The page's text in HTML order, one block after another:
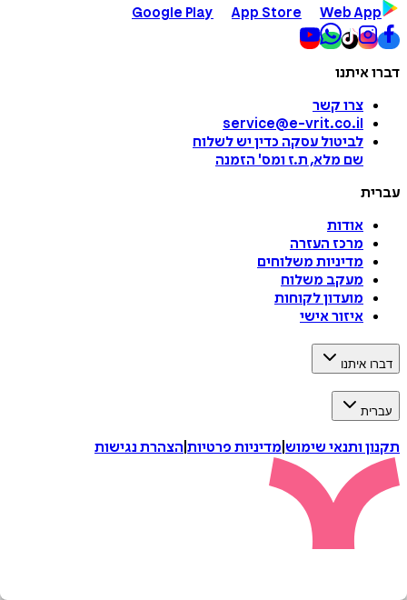
Google Play
App Store Web App
דברו איתנו
צרו קשר
service@e-vrit.co.il
לביטול עסקה כדין יש לשלוח
שם מלא, ת.ז ומס' הזמנה
עברית
אודות
מרכז העזרה
מדיניות משלוחים
מעקב משלוח
מועדון לקוחות
איזור אישי
דברו איתנו
עברית
תקנון ותנאי שימוש מדיניות פרטיות הצהרת נגישות